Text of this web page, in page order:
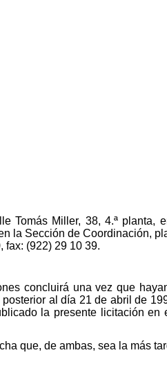
Tomás Miller, 38, 4.ª planta,
la Sección de Coordinación,
fax: (922) 29 10 39.
concluirá una vez que
al día 21 de abril de
la presente licitación en
que, de ambas, sea la más